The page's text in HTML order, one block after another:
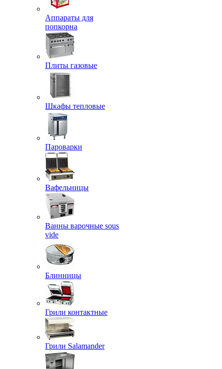
Аппараты для
попкорна
Плиты газовые
Шкафы тепловые
Пароварки
Вафельницы
Ванны варочные sous
vide
Блинницы
Грили контактные
Грили Salamander